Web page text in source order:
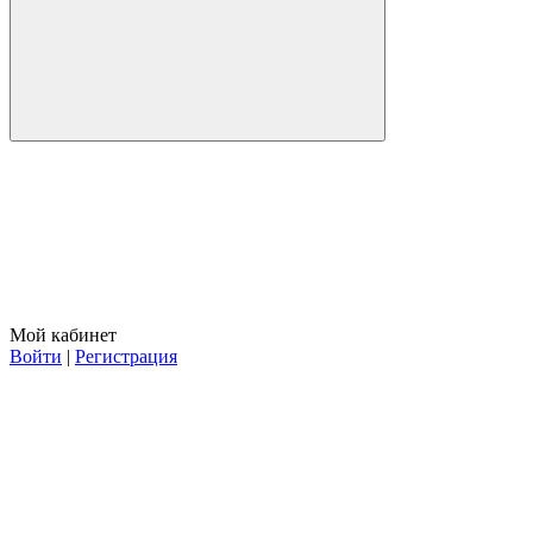
Мой кабинет
Войти | Регистрация